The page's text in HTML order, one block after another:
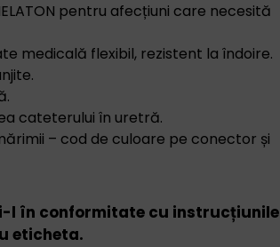
pentru afecțiuni care necesită
medicală flexibil, rezistent la îndoire.
cateterului în uretră.
– cod de culoare pe conector și
l în conformitate cu instrucțiunile
eticheta.